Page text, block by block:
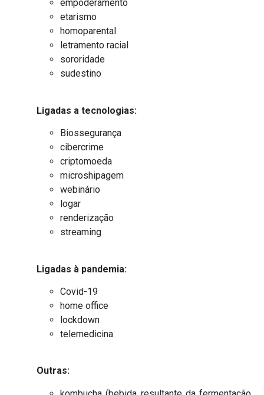
empoderamento
etarismo
homoparental
letramento racial
sororidade
sudestino
Ligadas a tecnologias:
Biossegurança
cibercrime
criptomoeda
microshipagem
webinário
logar
renderização
streaming
Ligadas à pandemia:
Covid-19
home office
lockdown
telemedicina
Outras: